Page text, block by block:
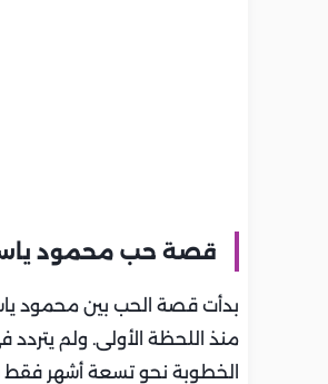
قصة حب محمود
بدأت قصة الحب بين محمود
منذ اللحظة الأولى. ولم يتردد
الخطوبة نحو تسعة أشهر فقط